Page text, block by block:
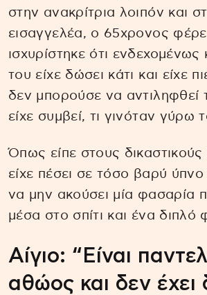
στην ανακρίτρια λοιπόν και
εισαγγελέα, ο 65χρονος
ισχυρίστηκε ότι ενδεχομένως
του είχε δώσει κάτι και είχε
δεν μπορούσε να αντιληφθεί
είχε συμβεί, τι γινόταν γύρω
Όπως είπε στους δικαστικούς
είχε πέσει σε τόσο βαρύ
να μην ακούσει μία φασαρία
μέσα στο σπίτι και ένα διπλό
Αίγιο: “Είναι
αθώος και δεν έχει